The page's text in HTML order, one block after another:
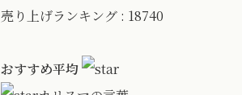
売り上げランキング : 18740
おすすめ平均